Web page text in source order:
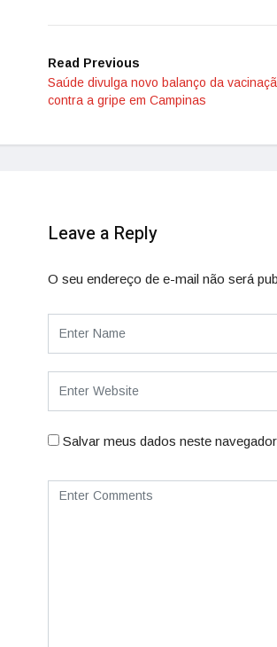
Read Previous
Saúde divulga novo balanço da
contra a gripe em Campinas
Leave a Reply
O seu endereço de e-mail não será
Salvar meus dados neste